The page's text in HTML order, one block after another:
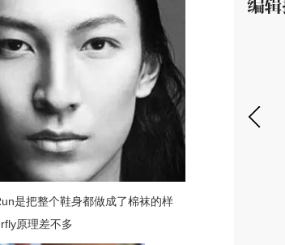
是把整个鞋身都做成了棉袜的样
原理差不多